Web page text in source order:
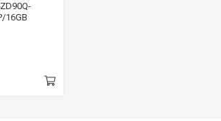
16GB
inch